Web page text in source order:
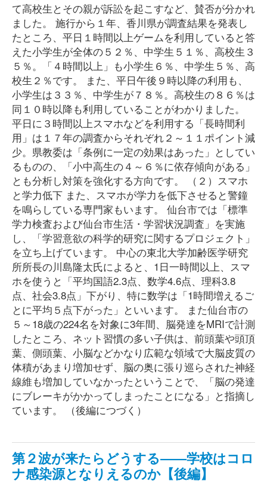
て高校生とその親が訴訟を起こすなど、賛否が分かれ
ました。 施行から１年、香川県が調査結果を発表し
たところ、平日１時間以上ゲームを利用していると答
えた小学生が全体の５２％、中学生５１％、高校生３
５％。「４時間以上」も小学生６％、中学生５％、高
校生２％です。 また、平日午後９時以降の利用も、
小学生は３３％、中学生が７８％。高校生の８６％は
同１０時以降も利用していることがわかりました。
平日に３時間以上スマホなどを利用する「長時間利
用」は１７年の調査からそれぞれ２～１１ポイント減
少。県教委は「条例に一定の効果はあった」としてい
るものの、「小中高生の４～６％に依存傾向がある」
とも分析し対策を強化する方向です。 （２）スマホ
と学力低下 また、スマホが学力を低下させると警鐘
を鳴らしている専門家もいます。 仙台市では「標準
学力検査および仙台市生活・学習状況調査」を実施
し、「学習意欲の科学的研究に関するプロジェクト」
を立ち上げています。 中心の東北大学加齢医学研究
所所長の川島隆太氏によると、1日一時間以上、スマ
ホを使うと「平均国語2.3点、数学4.6点、理科3.8
点、社会3.8点」下がり、特に数学は「1時間増えるご
とに平均５点下がった」といいます。 また仙台市の
５～18歳の224名を対象に3年間、脳発達をMRIで計測
したところ、ネット習慣の多い子供は、前頭葉や頭頂
葉、側頭葉、小脳などかなり広範な領域で大脳皮質の
体積があまり増加せず、脳の奥に張り巡らされた神経
線維も増加していなかったということで、「脳の発達
にブレーキがかかってしまったことになる」と指摘し
ています。 （後編につづく）
第２波が来たらどうする――学校はコロ
ナ感染源となりえるのか【後編】